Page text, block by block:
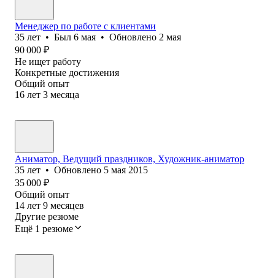
Менеджер по работе с клиентами
35 лет • Был 6 мая • Обновлено 2 мая
90 000 ₽
Не ищет работу
Конкретные достижения
Общий опыт
16 лет 3 месяца
Аниматор, Ведущий праздников, Художник-аниматор
35 лет • Обновлено 5 мая 2015
35 000 ₽
Общий опыт
14 лет 9 месяцев
Другие резюме
Ещё 1 резюме